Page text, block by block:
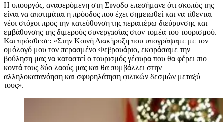
Η υπουργός, αναφερόμενη στη Σύνοδο επεσήμανε ότι σκοπός της
είναι να αποτιμάται η πρόοδος που έχει σημειωθεί και να τίθενται
νέοι στόχοι προς την κατεύθυνση της περαιτέρω διεύρυνσης και
εμβάθυνσης της διμερούς συνεργασίας στον τομέα του τουρισμού.
Και πρόσθεσε: «Στην Κοινή Διακήρυξη που υπογράψαμε με τον
ομόλογό μου τον περασμένο Φεβρουάριο, εκφράσαμε την
βούληση μας να καταστεί ο τουρισμός γέφυρα που θα φέρει πιο
κοντά τους δύο λαούς μας και θα συμβάλλει στην
αλληλοκατανόηση και σφυρηλάτηση φιλικών δεσμών μεταξύ
τους».